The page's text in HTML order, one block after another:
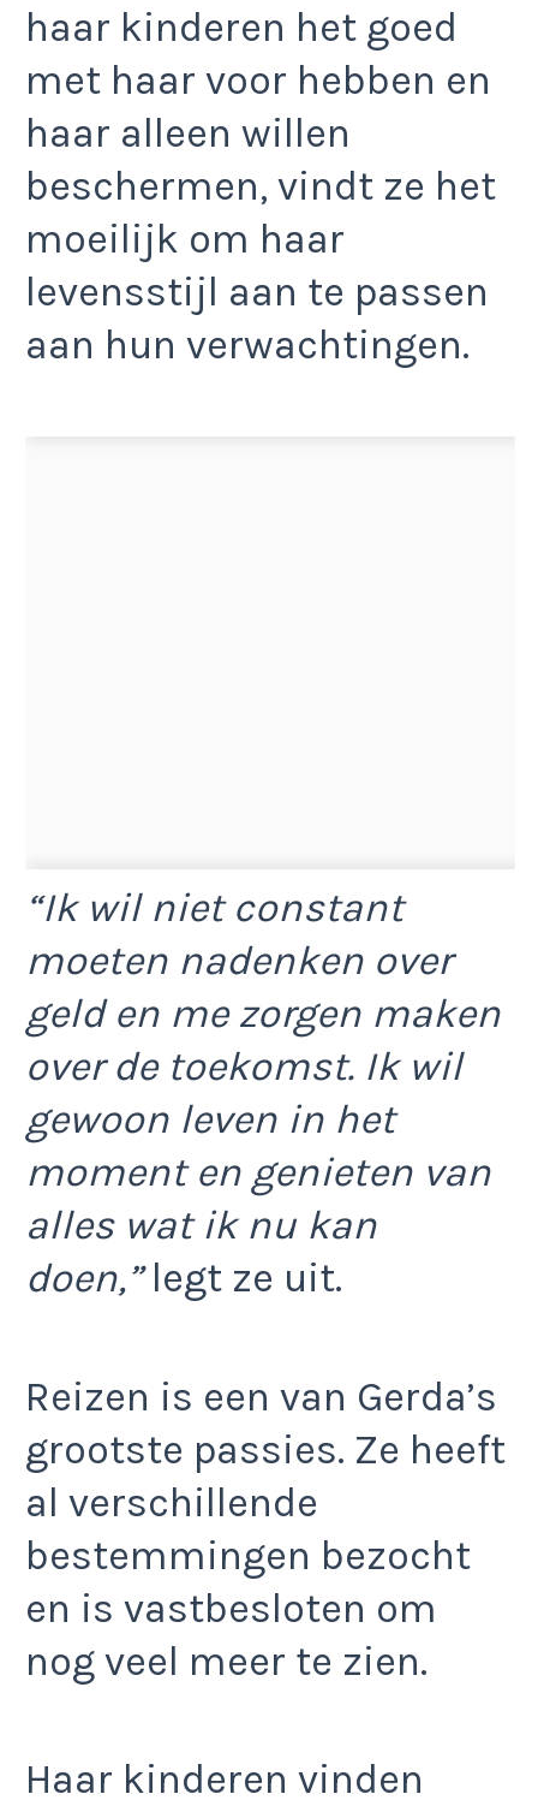
haar kinderen het goed
met haar voor hebben en
haar alleen willen
beschermen, vindt ze het
moeilijk om haar
levensstijl aan te passen
aan hun verwachtingen.
“Ik wil niet constant
moeten nadenken over
geld en me zorgen maken
over de toekomst. Ik wil
gewoon leven in het
moment en genieten van
alles wat ik nu kan
doen,”legt ze uit.
Reizen is een van Gerda’s
grootste passies. Ze heeft
al verschillende
bestemmingen bezocht
en is vastbesloten om
nog veel meer te zien.
Haar kinderen vinden